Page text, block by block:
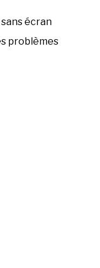
sans écran
problèmes